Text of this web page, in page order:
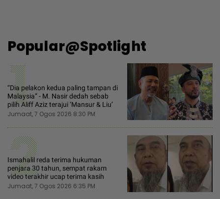
Popular@Spotlight
1
“Dia pelakon kedua paling tampan di
Malaysia” - M. Nasir dedah sebab
pilih Aliff Aziz terajui ‘Mansur & Liu’
Jumaat, 7 Ogos 2026 8:30 PM
2
Ismahalil reda terima hukuman
penjara 30 tahun, sempat rakam
video terakhir ucap terima kasih
Jumaat, 7 Ogos 2026 6:35 PM